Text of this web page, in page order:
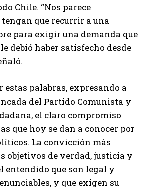
Chile. “Nos parece
que recurrir a una
para exigir una demanda que
debió haber satisfecho desde
estas palabras, expresando a
del Partido Comunista y
el claro compromiso
que hoy se dan a conocer por
La convicción más
objetivos de verdad, justicia y
entendido que son legal y
y que exigen su